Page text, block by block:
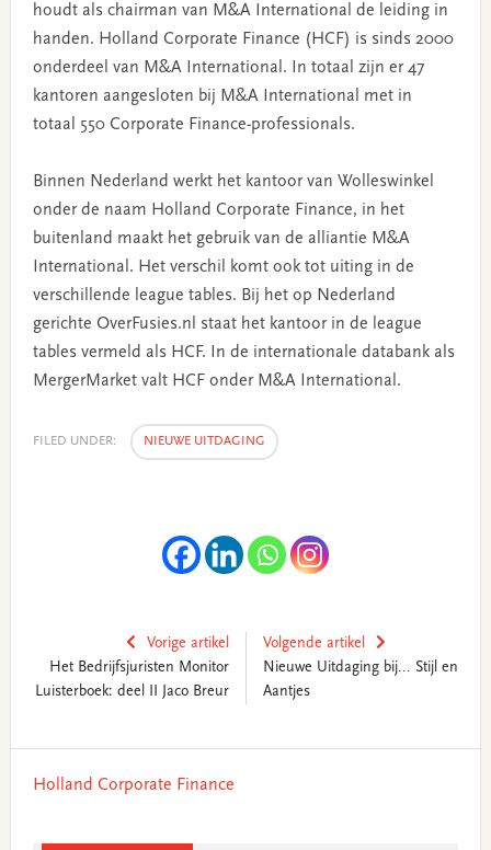
houdt als chairman van M&A International de leiding in
handen. Holland Corporate Finance (HCF) is sinds 2000
onderdeel van M&A International. In totaal zijn er 47
kantoren aangesloten bij M&A International met in
totaal 550 Corporate Finance-professionals.
Binnen Nederland werkt het kantoor van Wolleswinkel
onder de naam Holland Corporate Finance, in het
buitenland maakt het gebruik van de alliantie M&A
International. Het verschil komt ook tot uiting in de
verschillende league tables. Bij het op Nederland
gerichte OverFusies.nl staat het kantoor in de league
tables vermeld als HCF. In de internationale databank als
MergerMarket valt HCF onder M&A International.
FILED UNDER: NIEUWE UITDAGING
Vorige artikel
Het Bedrijfsjuristen Monitor
Luisterboek: deel II Jaco Breur
Volgende artikel
Nieuwe Uitdaging bij... Stijl en
Aantjes
Sidebar
Holland Corporate Finance